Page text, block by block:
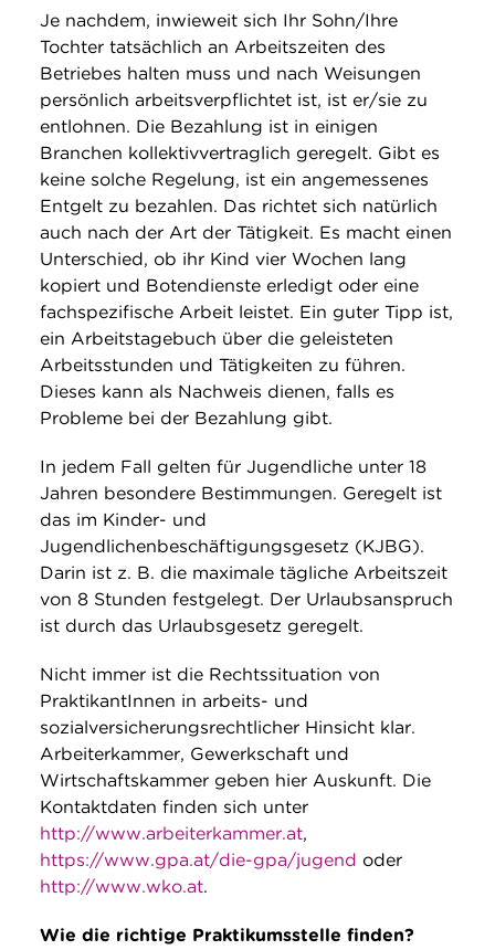
Je nachdem, inwieweit sich Ihr Sohn/Ihre
Tochter tatsächlich an Arbeitszeiten des
Betriebes halten muss und nach Weisungen
persönlich arbeitsverpflichtet ist, ist er/sie zu
entlohnen. Die Bezahlung ist in einigen
Branchen kollektivvertraglich geregelt. Gibt es
keine solche Regelung, ist ein angemessenes
Entgelt zu bezahlen. Das richtet sich natürlich
auch nach der Art der Tätigkeit. Es macht einen
Unterschied, ob ihr Kind vier Wochen lang
kopiert und Botendienste erledigt oder eine
fachspezifische Arbeit leistet. Ein guter Tipp ist,
ein Arbeitstagebuch über die geleisteten
Arbeitsstunden und Tätigkeiten zu führen.
Dieses kann als Nachweis dienen, falls es
Probleme bei der Bezahlung gibt.
In jedem Fall gelten für Jugendliche unter 18
Jahren besondere Bestimmungen. Geregelt ist
das im Kinder- und
Jugendlichenbeschäftigungsgesetz (KJBG).
Darin ist z. B. die maximale tägliche Arbeitszeit
von 8 Stunden festgelegt. Der Urlaubsanspruch
ist durch das Urlaubsgesetz geregelt.
Nicht immer ist die Rechtssituation von
PraktikantInnen in arbeits- und
sozialversicherungsrechtlicher Hinsicht klar.
Arbeiterkammer, Gewerkschaft und
Wirtschaftskammer geben hier Auskunft. Die
Kontaktdaten finden sich unter
http://www.arbeiterkammer.at,
https://www.gpa.at/die-gpa/jugend oder
http://www.wko.at.
Wie die richtige Praktikumsstelle finden?